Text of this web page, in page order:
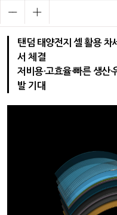
탠덤 태양전지 셀 활용 차
서 체결
저비용·고효율·빠른 생산
발 기대